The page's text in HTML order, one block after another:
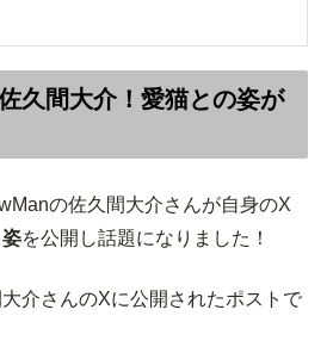
久間大介！愛猫との姿が
の佐久間大介さんが自身のX
を公開し話題になりました！
介さんのXに公開されたポストで